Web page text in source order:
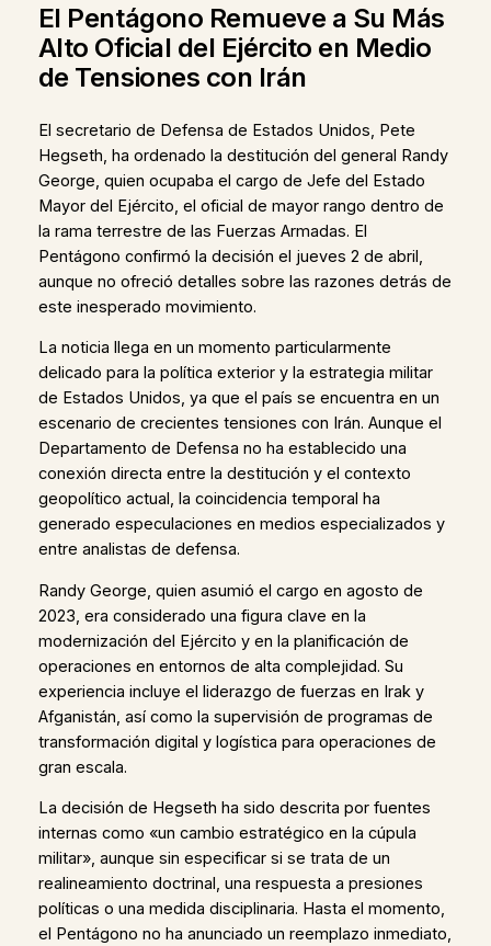
El Pentágono Remueve a Su Más
Alto Oficial del Ejército en Medio
de Tensiones con Irán
El secretario de Defensa de Estados Unidos, Pete
Hegseth, ha ordenado la destitución del general Randy
George, quien ocupaba el cargo de Jefe del Estado
Mayor del Ejército, el oficial de mayor rango dentro de
la rama terrestre de las Fuerzas Armadas. El
Pentágono confirmó la decisión el jueves 2 de abril,
aunque no ofreció detalles sobre las razones detrás de
este inesperado movimiento.
La noticia llega en un momento particularmente
delicado para la política exterior y la estrategia militar
de Estados Unidos, ya que el país se encuentra en un
escenario de crecientes tensiones con Irán. Aunque el
Departamento de Defensa no ha establecido una
conexión directa entre la destitución y el contexto
geopolítico actual, la coincidencia temporal ha
generado especulaciones en medios especializados y
entre analistas de defensa.
Randy George, quien asumió el cargo en agosto de
2023, era considerado una figura clave en la
modernización del Ejército y en la planificación de
operaciones en entornos de alta complejidad. Su
experiencia incluye el liderazgo de fuerzas en Irak y
Afganistán, así como la supervisión de programas de
transformación digital y logística para operaciones de
gran escala.
La decisión de Hegseth ha sido descrita por fuentes
internas como «un cambio estratégico en la cúpula
militar», aunque sin especificar si se trata de un
realineamiento doctrinal, una respuesta a presiones
políticas o una medida disciplinaria. Hasta el momento,
el Pentágono no ha anunciado un reemplazo inmediato,